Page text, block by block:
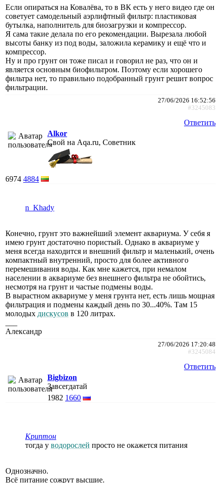
Если опираться на Ковалёва, то в ВК есть у него видео где он
советует самодельный аэрлифтный фильтр: пластиковая
бутылка, наполнитель для биозагрузки и компрессор.
Я сама такие делала по его рекомендации. Вырезала любой
высоты банку из под воды, заложила керамику и ещё что и
компрессор.
Ну и про грунт он тоже писал и говорил не раз, что он и
является основным биофильтром. Поэтому если хорошего
фильтра нет, то правильно подобранный грунт решит вопрос
фильтрации.
27/06/2026 16:52:56
#3245083
Ответить
Alkor
Свой на Aqa.ru, Советник
6974 4884
n_Khady
Конечно, грунт это важнейший элемент аквариума. У себя я
имею грунт достаточно пористый. Однако в аквариуме у
меня всегда находится и внешний фильтр и маленький, очень
компактный внутренний, просто для более активного
перемешивания воды. Как мне кажется, при немалом
населении в аквариуме без внешнего фильтра не обойтись,
несмотря на грунт и частые подмены воды.
В вырастном аквариуме у меня грунта нет, есть лишь мощная
фильтрация и подмены каждый день по 30...40%. Там 15
молодых дискусов в 120 литрах.
Александр
27/06/2026 17:20:48
#3245084
Ответить
Bigbizon
Завсегдатай
1982 1660
Криптон
тогда у водорослей просто не окажется питания
Однозначно.
Всё питание сожрут высшие.